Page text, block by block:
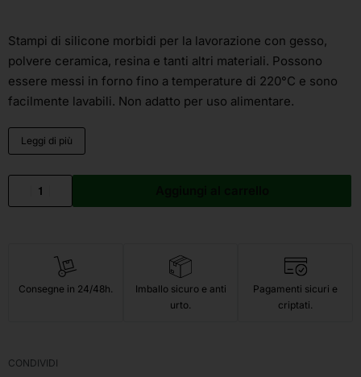
Stampi di silicone morbidi per la lavorazione con gesso,
polvere ceramica, resina e tanti altri materiali. Possono
essere messi in forno fino a temperature di 220°C e sono
facilmente lavabili. Non adatto per uso alimentare.
Leggi di più
Consegne in 24/48h.
Imballo sicuro e anti
urto.
Pagamenti sicuri e
criptati.
CONDIVIDI